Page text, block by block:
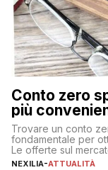
Conto zero
più
Trovare un conto
fondamentale per
Le offerte sul
individuare quella
NEXILIA-ATTUALITÀ